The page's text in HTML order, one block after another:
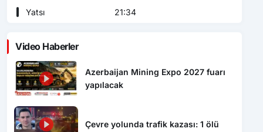
Yatsı 21:34
Video Haberler
Azerbaijan Mining Expo 2027 fuarı
yapılacak
Çevre yolunda trafik kazası: 1 ölü